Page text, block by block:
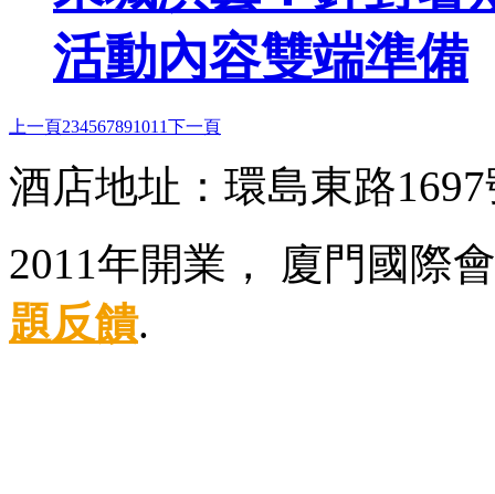
活動內容雙端準備
上一頁234567891011下一頁
酒店地址：環島東路
2011年開業， 廈門國
題反饋.